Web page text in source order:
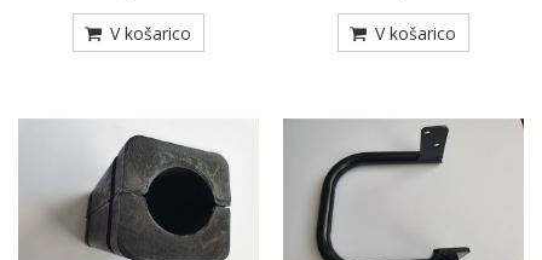
V košarico V košarico